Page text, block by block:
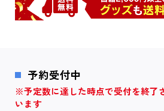
予約受付中
※予定数に達した時点で受付を終了
います